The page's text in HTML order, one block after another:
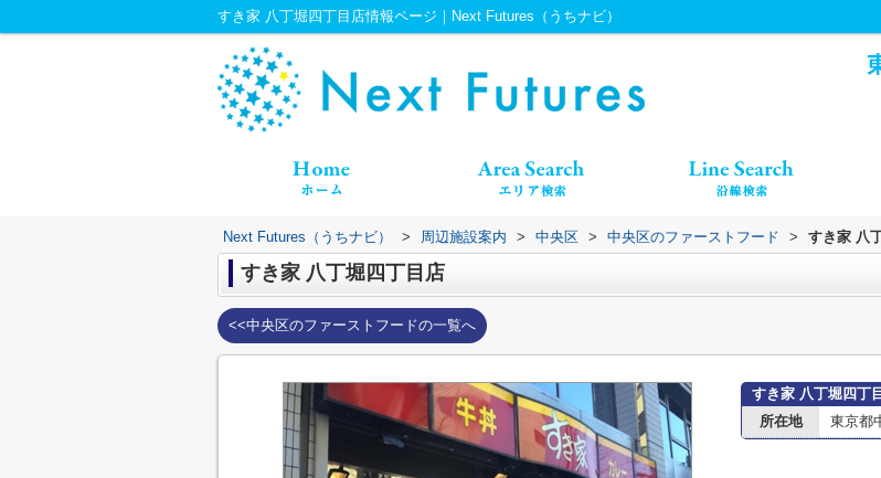
すき家 八丁堀四丁目店情報ページ｜Next Futures（うちナビ）
Next Futures（うちナビ） > 周辺施設案内 > 中央区 > 中央区のファーストフード > すき家 八
すき家 八丁堀四丁目店
<<中央区のファーストフードの一覧へ
すき家 八丁堀四丁
所在地
東京都